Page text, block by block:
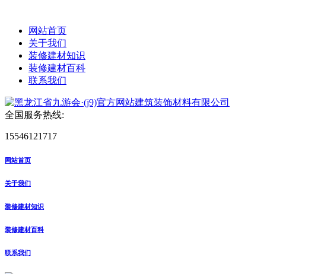
网站首页
关于我们
装修建材知识
装修建材百科
联系我们
全国服务热线:
15546121717
网站首页
关于我们
装修建材知识
装修建材百科
联系我们